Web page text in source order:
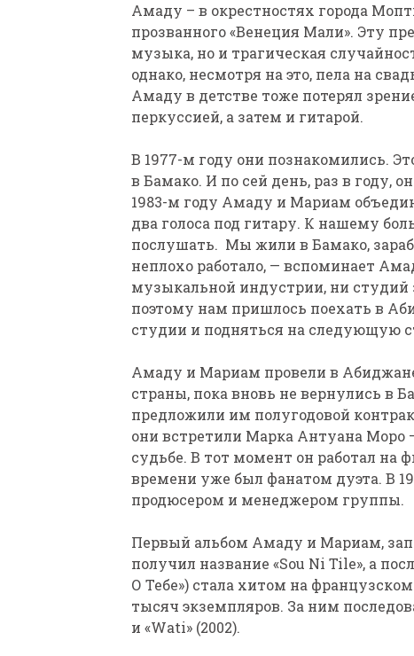
Амаду – в окрестностях города
прозванного «Венеция Мали». Эту
музыка, но и трагическая
однако, несмотря на это, пела на
Амаду в детстве тоже потерял
перкуссией, а затем и гитарой.
В 1977-м году они познакомились.
в Бамако. И по сей день, раз в году,
1983-м году Амаду и Мариам
два голоса под гитару. К нашему
послушать. Мы жили в Бамако,
неплохо работало, — вспоминает
музыкальной индустрии, ни студий
поэтому нам пришлось поехать в
студии и подняться на следующую
Амаду и Мариам провели в
страны, пока вновь не вернулись в
предложили им полугодовой
они встретили Марка Антуана Моро
судьбе. В тот момент он работал
времени уже был фанатом дуэта. В
продюсером и менеджером группы.
Первый альбом Амаду и Мариам,
получил название «Sou Ni Tile», а
О Тебе») стала хитом на
тысяч экземпляров. За ним
и «Wati» (2002).